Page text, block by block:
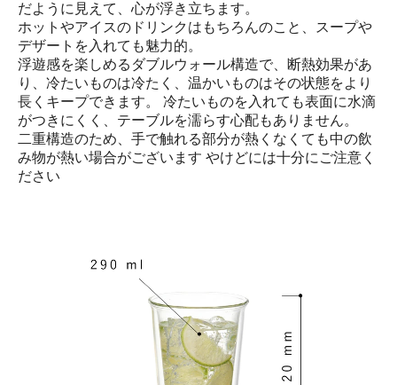
だように見えて、心が浮き立ちます。
ホットやアイスのドリンクはもちろんのこと、スープや
デザートを入れても魅力的。
浮遊感を楽しめるダブルウォール構造で、断熱効果があ
り、冷たいものは冷たく、温かいものはその状態をより
長くキープできます。 冷たいものを入れても表面に水滴
がつきにくく、テーブルを濡らす心配もありません。
二重構造のため、手で触れる部分が熱くなくても中の飲
み物が熱い場合がございます やけどには十分にご注意く
ださい